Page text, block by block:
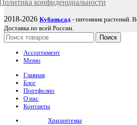
конфиденциальности
2018-2026 Кубаньсад - питомник растений.
Доставка по всей России.
Поиск
Ассортимент
Меню
Главная
Блог
Портфолио
О нас
Контакты
Хризантемы